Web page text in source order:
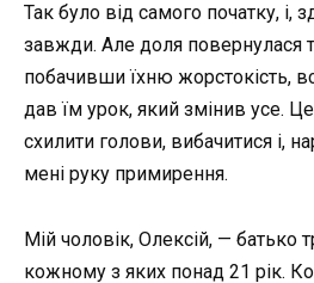
Так було від самого початку, і,
завжди. Але доля повернулася
побачивши їхню жорстокість,
дав їм урок, який змінив усе.
схилити голови, вибачитися і,
мені руку примирення.
Мій чоловік, Олексій, — батько
кожному з яких понад 21 рік.